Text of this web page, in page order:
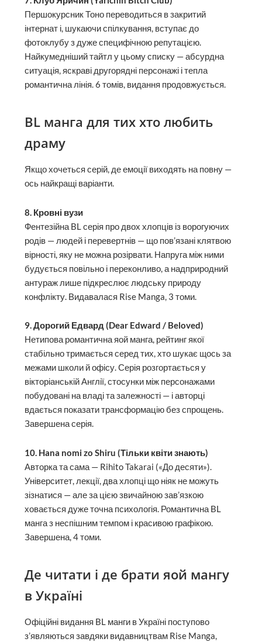
Першокурсник Тоно переводиться в закритий
інтернат і, шукаючи спілкування, вступає до
фотоклубу з дуже специфічною репутацією.
Найкумедніший тайтл у цьому списку — абсурдна
ситуація, яскраві другорядні персонажі і тепла
романтична лінія. 6 томів, видання продовжується.
BL манга для тих хто любить
драму
Якщо хочеться серій, де емоції виходять на повну —
ось найкращі варіанти.
8. Кровні вузи
Фентезійна BL серія про двох хлопців із ворогуючих
родів — людей і перевертнів — що пов’язані клятвою
вірності, яку не можна розірвати. Напруга між ними
будується повільно і переконливо, а надприродний
антураж лише підкреслює людську природу
конфлікту. Видавалася Rise Manga, 3 томи.
9. Дорогий Едвард (Dear Edward / Beloved)
Нетипова романтична яой манга, рейтинг якої
стабільно тримається серед тих, хто шукає щось за
межами школи й офісу. Серія розгортається у
вікторіанській Англії, стосунки між персонажами
побудовані на владі та залежності — і авторці
вдається показати трансформацію без спрощень.
Завершена серія.
10. Hana nomi zo Shiru (Тільки квіти знають)
Авторка та сама — Rihito Takarai («До десяти»).
Університет, лекції, два хлопці що ніяк не можуть
зізнатися — але за цією звичайною зав’язкою
ховається дуже точна психологія. Романтична BL
манга з неспішним темпом і красивою графікою.
Завершена, 4 томи.
Де читати і де брати яой мангу
в Україні
Офіційні видання BL манги в Україні поступово
з’являються завдяки видавництвам Rise Manga,